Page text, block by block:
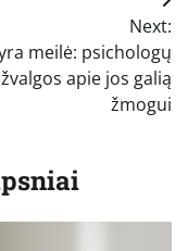
Next:
meilė: psichologų
apie jos galią
žmogui